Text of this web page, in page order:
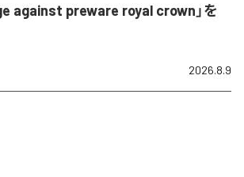
against preware royal crown」を
2026.8.9